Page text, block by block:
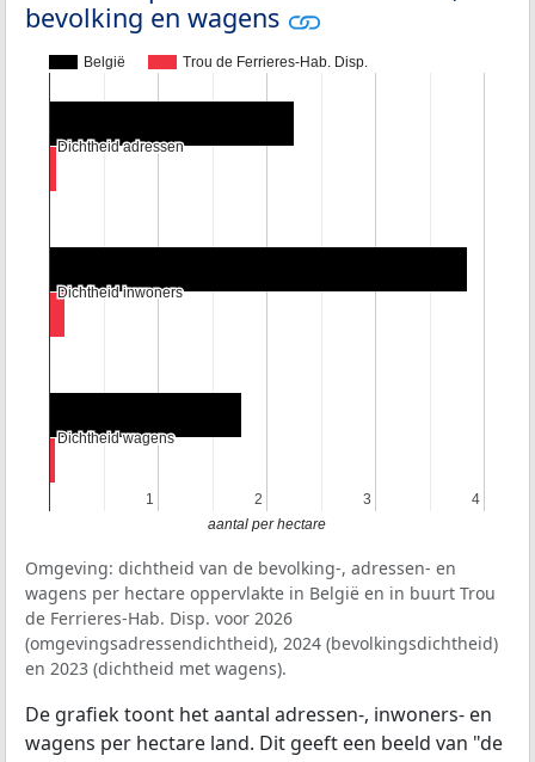
bevolking en wagens
België Trou de Ferrieres-Hab. Disp.
1
1 2
2 3
3 4
4
Dichtheid adressen
Dichtheid adressen
Dichtheid inwoners
Dichtheid inwoners
Dichtheid wagens
Dichtheid wagens
aantal per hectare
Omgeving: dichtheid van de bevolking-, adressen- en
wagens per hectare oppervlakte in België en in buurt Trou
de Ferrieres-Hab. Disp. voor 2026
(omgevingsadressendichtheid), 2024 (bevolkingsdichtheid)
en 2023 (dichtheid met wagens).
De grafiek toont het aantal adressen-, inwoners- en
wagens per hectare land. Dit geeft een beeld van "de